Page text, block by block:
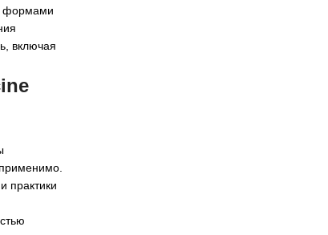
формами
включая
практики